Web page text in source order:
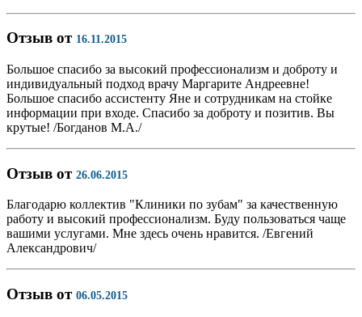
Отзыв от 16.11.2015
Большое спасибо за высокий профессионализм и доброту и
индивидуальный подход врачу Маргарите Андреевне!
Большое спасибо ассистенту Яне и сотрудникам на стойке
информации при входе. Спасибо за доброту и позитив. Вы
крутые! /Богданов М.А./
Отзыв от 26.06.2015
Благодарю коллектив "Клиники по зубам" за качественную
работу и высокий профессионализм. Буду пользоваться чаще
вашими услугами. Мне здесь очень нравится. /Евгений
Александрович/
Отзыв от 06.05.2015